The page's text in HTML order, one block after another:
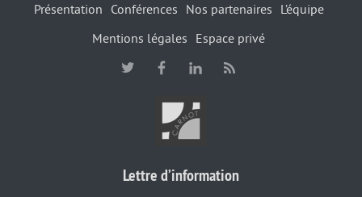
Présentation Conférences Nos partenaires
L’équipe
Mentions légales
Espace privé
Lettre d’information